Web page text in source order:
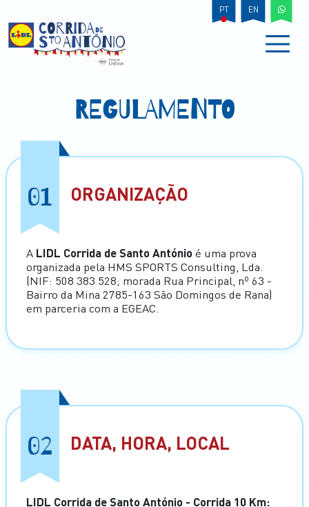
PT EN
REGULAMENTO
01 ORGANIZAÇÃO
A LIDL Corrida de Santo Antónioé uma prova
organizada pela HMS SPORTS Consulting, Lda.
(NIF: 508 383 528; morada Rua Principal, nº 63 -
Bairro da Mina 2785-163 São Domingos de Rana)
em parceria com a EGEAC.
02 DATA, HORA, LOCAL
LIDL Corrida de Santo António - Corrida 10 Km: